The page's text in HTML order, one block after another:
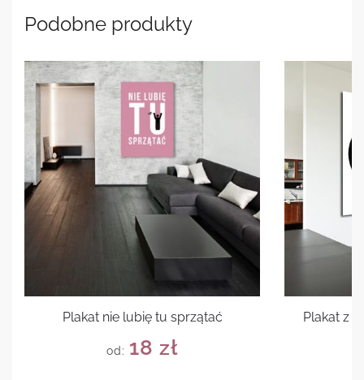
Podobne produkty
Plakat nie lubię tu sprzątać
od: 18 zł
Plakat z